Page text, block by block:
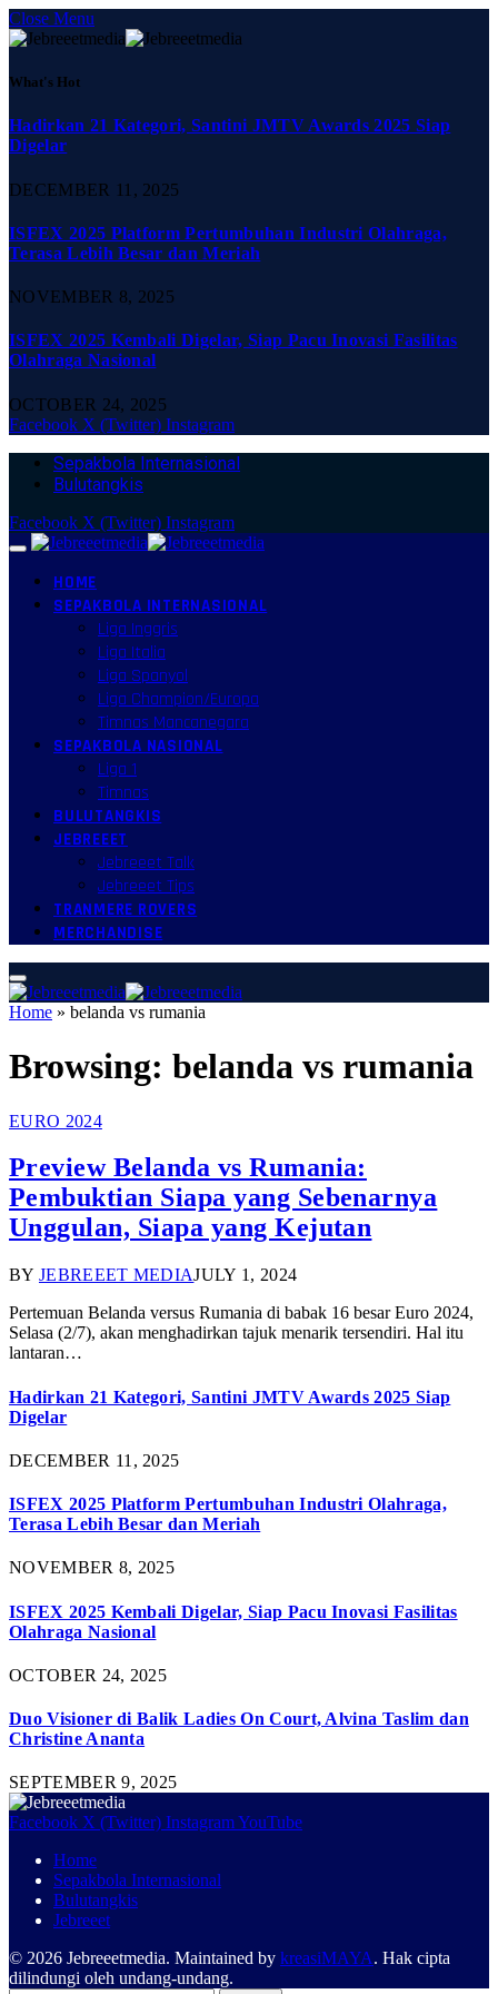
Close Menu
What's Hot
Hadirkan 21 Kategori, Santini JMTV Awards 2025 Siap
Digelar
DECEMBER 11, 2025
ISFEX 2025 Platform Pertumbuhan Industri Olahraga,
Terasa Lebih Besar dan Meriah
NOVEMBER 8, 2025
ISFEX 2025 Kembali Digelar, Siap Pacu Inovasi Fasilitas
Olahraga Nasional
OCTOBER 24, 2025
Facebook X (Twitter) Instagram
Sepakbola Internasional
Bulutangkis
Facebook X (Twitter) Instagram
HOME
SEPAKBOLA INTERNASIONAL
Liga Inggris
Liga Italia
Liga Spanyol
Liga Champion/Europa
Timnas Mancanegara
SEPAKBOLA NASIONAL
Liga 1
Timnas
BULUTANGKIS
JEBREEET
Jebreeet Talk
Jebreeet Tips
TRANMERE ROVERS
MERCHANDISE
Home » belanda vs rumania
Browsing: belanda vs rumania
EURO 2024
Preview Belanda vs Rumania:
Pembuktian Siapa yang Sebenarnya
Unggulan, Siapa yang Kejutan
BY JEBREEET MEDIAJULY 1, 2024
Pertemuan Belanda versus Rumania di babak 16 besar Euro 2024,
Selasa (2/7), akan menghadirkan tajuk menarik tersendiri. Hal itu
lantaran…
Hadirkan 21 Kategori, Santini JMTV Awards 2025 Siap
Digelar
DECEMBER 11, 2025
ISFEX 2025 Platform Pertumbuhan Industri Olahraga,
Terasa Lebih Besar dan Meriah
NOVEMBER 8, 2025
ISFEX 2025 Kembali Digelar, Siap Pacu Inovasi Fasilitas
Olahraga Nasional
OCTOBER 24, 2025
Duo Visioner di Balik Ladies On Court, Alvina Taslim dan
Christine Ananta
SEPTEMBER 9, 2025
Facebook X (Twitter) InstagramYouTube
Home
Sepakbola Internasional
Bulutangkis
Jebreeet
© 2026 Jebreeetmedia. Maintained by kreasiMAYA. Hak cipta
dilindungi oleh undang-undang.